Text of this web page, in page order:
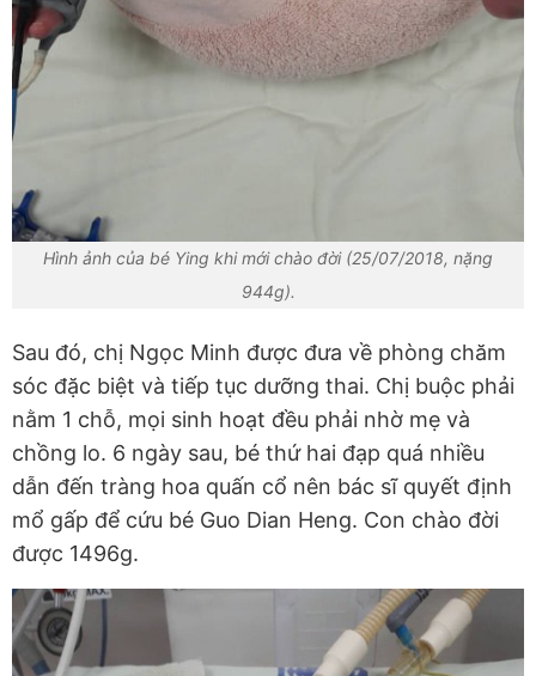
Hình ảnh của bé Ying khi mới chào đời (25/07/2018, nặng
944g).
Sau đó, chị Ngọc Minh được đưa về phòng chăm
sóc đặc biệt và tiếp tục dưỡng thai. Chị buộc phải
nằm 1 chỗ, mọi sinh hoạt đều phải nhờ mẹ và
chồng lo. 6 ngày sau, bé thứ hai đạp quá nhiều
dẫn đến tràng hoa quấn cổ nên bác sĩ quyết định
mổ gấp để cứu bé Guo Dian Heng. Con chào đời
được 1496g.